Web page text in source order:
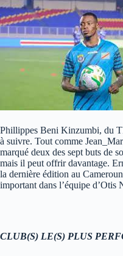
Phillippes Beni Kinzumbi, du
à suivre. Tout comme
marqué deux des sept buts de
mais il peut offrir davantage.
la dernière édition au
important dans l’équipe d’Otis
CLUB(S) LE(S) PLUS